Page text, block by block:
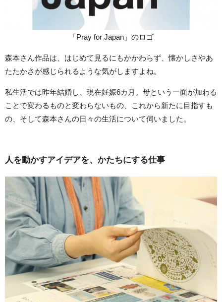
「Pray for Japan」のロゴ
森本さん作品は、はじめて見るにもかかわらず、懐かしさやあ
たたかさが感じられるような気がしますよね。
私生活では昨年結婚し、現在妊娠6カ月。母という一面が加わる
ことで変わるものと変わらないもの、これから新たに目指すも
の、そして森本さんの日々の生活について伺いました。
人を動かすアイデアを、かたちにする仕事